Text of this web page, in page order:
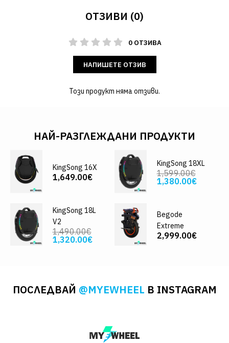
ОТЗИВИ (0)
0 ОТЗИВА
НАПИШЕТЕ ОТЗИВ
Този продукт няма отзиви.
НАЙ-РАЗГЛЕЖДАНИ ПРОДУКТИ
KingSong 16X
1,649.00€
KingSong 18XL
1,599.00€
1,380.00€
KingSong 18L
V2
1,490.00€
1,320.00€
Begode
Extreme
2,999.00€
ПОСЛЕДВАЙ @MYEWHEEL В INSTAGRAM